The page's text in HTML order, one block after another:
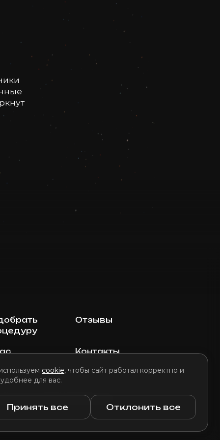
cookie, чтобы сайт работал корректно и
для вас.
Принять все Отклонить все
Отзывы
Контакты
использования файлов cookie